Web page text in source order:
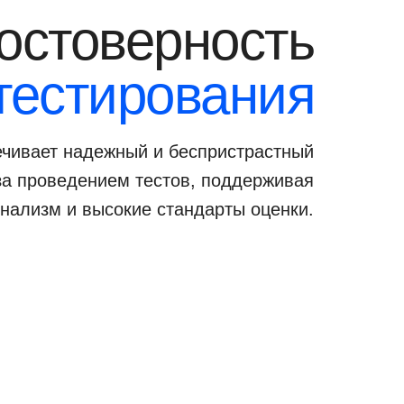
надежный и беспристрастный
проведением тестов, поддерживая
и высокие стандарты оценки.